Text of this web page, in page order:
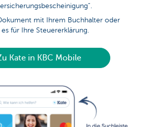
mit Ihrem Buchhalter oder
für Ihre Steuererklärung.
Kate in KBC Mobile